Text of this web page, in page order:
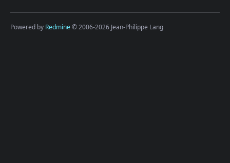
Powered by Redmine© 2006-2026 Jean-Philippe Lang